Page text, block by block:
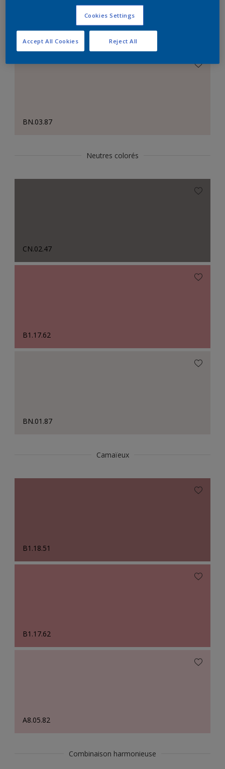
Le Blanc Parfait
BN.03.87
Neutres colorés
CN.02.47
B1.17.62
BN.01.87
Camaïeux
B1.18.51
B1.17.62
A8.05.82
Combinaison harmonieuse
Cookies Settings
Reject All
Accept All Cookies